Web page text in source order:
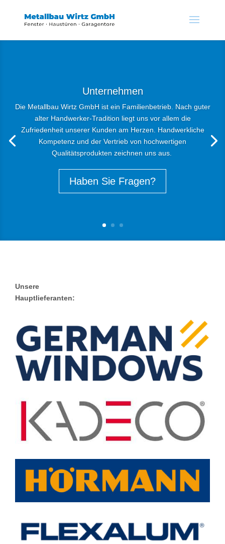
Unternehmen
Die Metallbau Wirtz GmbH ist ein Familienbetrieb. Nach guter
alter Handwerker-Tradition liegt uns vor allem die
Zufriedenheit unserer Kunden am Herzen. Handwerkliche
Kompetenz und der Vertrieb von hochwertigen
Qualitätsprodukten zeichnen uns aus.
Haben Sie Fragen?
Unsere
Hauptlieferanten: